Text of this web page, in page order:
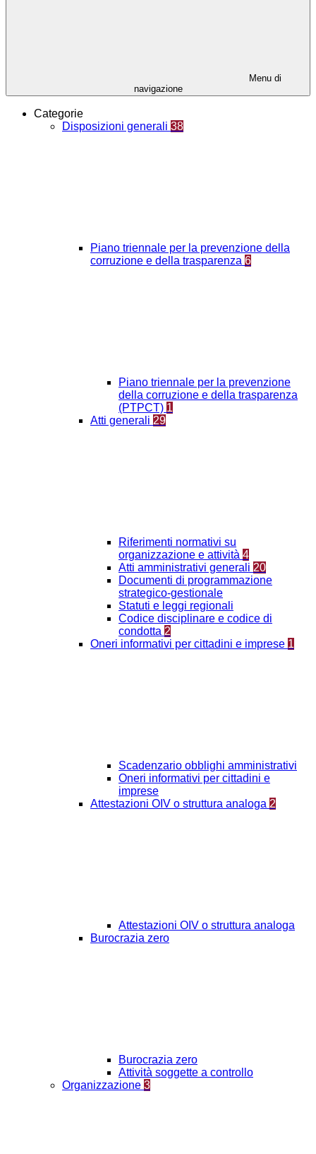
Menu di
navigazione
Categorie
Disposizioni generali 38
Piano triennale per la prevenzione della
corruzione e della trasparenza 6
Piano triennale per la prevenzione
della corruzione e della trasparenza
(PTPCT) 1
Atti generali 29
Riferimenti normativi su
organizzazione e attività 4
Atti amministrativi generali 20
Documenti di programmazione
strategico-gestionale
Statuti e leggi regionali
Codice disciplinare e codice di
condotta 2
Oneri informativi per cittadini e imprese 1
Scadenzario obblighi amministrativi
Oneri informativi per cittadini e
imprese
Attestazioni OIV o struttura analoga 2
Attestazioni OIV o struttura analoga
Burocrazia zero
Burocrazia zero
Attività soggette a controllo
Organizzazione 3